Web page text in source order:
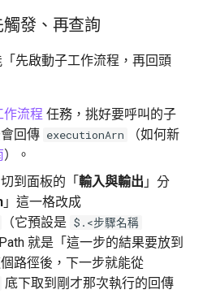
發、再查詢
先啟動子工作流程，再回頭
作流程 任務，挑好要呼叫的子
回傳 executionArn
（如何新
）。
到面板的「輸入與輸出 」分
」這一格改成
（它預設是 $.<步驟名稱
就是「這一步的結果要放到
路徑後，下一步就能從
底下取到剛才那次執行的回傳